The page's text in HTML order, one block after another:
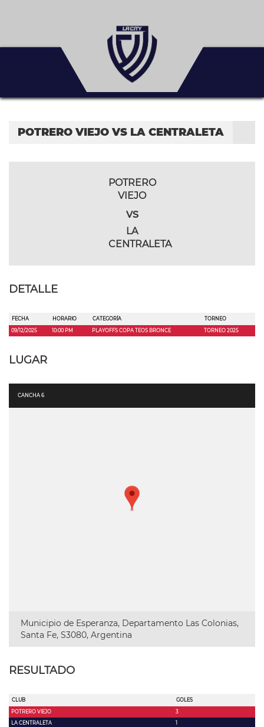
POTRERO VIEJO VS LA CENTRALETA
POTRERO
VIEJO
vs
LA
CENTRALETA
DETALLE
FECHA HORARIO CATEGORÍA
TORNEO
09/12/2025
10:00 PM PLAYOFFS COPA TEOS BRONCE TORNEO 2025
LUGAR
CANCHA 6
Municipio de Esperanza, Departamento Las Colonias,
Santa Fe, S3080, Argentina
RESULTADO
CLUB
GOLES
POTRERO VIEJO
3
LA CENTRALETA
1